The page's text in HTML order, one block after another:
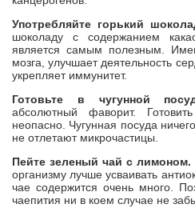
Употребляйте горький
шоколаду с содержанием
является самым полезным.
мозга, улучшает деятельность
укрепляет иммунитет.
Готовьте в чугунной
абсолютный фаворит.
неопасно. Чугунная посуда
не отлетают микрочастицы.
Пейте зеленый чай с лимоном.
организму лучше усваивать
чае содержится очень много.
чаепития ни в коем случае не